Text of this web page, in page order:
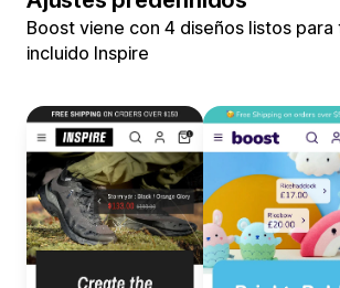
Boost viene con 4 diseños listos para
incluido Inspire